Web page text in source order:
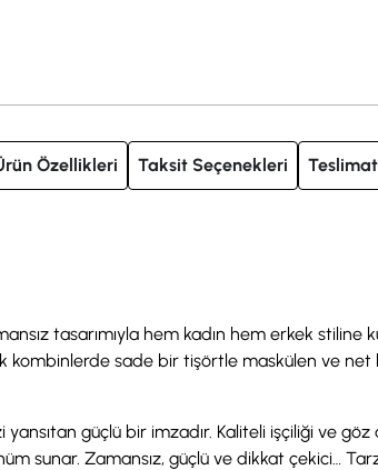
Özellikleri Taksit Seçenekleri
tasarımıyla hem kadın hem erkek stiline
kombinlerde sade bir tişörtle maskülen ve
güçlü bir imzadır. Kaliteli işçiliği ve göz
sunar. Zamansız, güçlü ve dikkat çekici…